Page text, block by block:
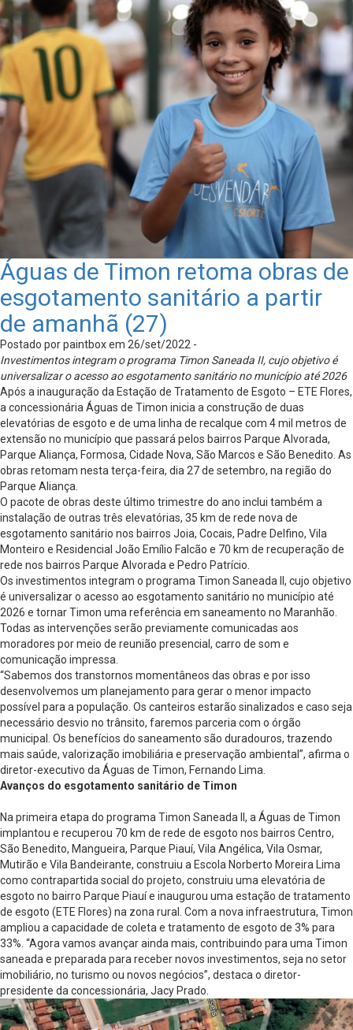
Águas de Timon retoma obras de
esgotamento sanitário a partir
de amanhã (27)
Postado por paintbox em 26/set/2022 -
Investimentos integram o programa Timon Saneada II, cujo objetivo é
universalizar o acesso ao esgotamento sanitário no município até 2026
Após a inauguração da Estação de Tratamento de Esgoto – ETE Flores,
a concessionária Águas de Timon inicia a construção de duas
elevatórias de esgoto e de uma linha de recalque com 4 mil metros de
extensão no município que passará pelos bairros Parque Alvorada,
Parque Aliança, Formosa, Cidade Nova, São Marcos e São Benedito. As
obras retomam nesta terça-feira, dia 27 de setembro, na região do
Parque Aliança.
O pacote de obras deste último trimestre do ano inclui também a
instalação de outras três elevatórias, 35 km de rede nova de
esgotamento sanitário nos bairros Joia, Cocais, Padre Delfino, Vila
Monteiro e Residencial João Emílio Falcão e 70 km de recuperação de
rede nos bairros Parque Alvorada e Pedro Patrício.
Os investimentos integram o programa Timon Saneada II, cujo objetivo
é universalizar o acesso ao esgotamento sanitário no município até
2026 e tornar Timon uma referência em saneamento no Maranhão.
Todas as intervenções serão previamente comunicadas aos
moradores por meio de reunião presencial, carro de som e
comunicação impressa.
“Sabemos dos transtornos momentâneos das obras e por isso
desenvolvemos um planejamento para gerar o menor impacto
possível para a população. Os canteiros estarão sinalizados e caso seja
necessário desvio no trânsito, faremos parceria com o órgão
municipal. Os benefícios do saneamento são duradouros, trazendo
mais saúde, valorização imobiliária e preservação ambiental”, afirma o
diretor-executivo da Águas de Timon, Fernando Lima.
Avanços do esgotamento sanitário de Timon
Na primeira etapa do programa Timon Saneada II, a Águas de Timon
implantou e recuperou 70 km de rede de esgoto nos bairros Centro,
São Benedito, Mangueira, Parque Piauí, Vila Angélica, Vila Osmar,
Mutirão e Vila Bandeirante, construiu a Escola Norberto Moreira Lima
como contrapartida social do projeto, construiu uma elevatória de
esgoto no bairro Parque Piauí e inaugurou uma estação de tratamento
de esgoto (ETE Flores) na zona rural. Com a nova infraestrutura, Timon
ampliou a capacidade de coleta e tratamento de esgoto de 3% para
33%. “Agora vamos avançar ainda mais, contribuindo para uma Timon
saneada e preparada para receber novos investimentos, seja no setor
imobiliário, no turismo ou novos negócios”, destaca o diretor-
presidente da concessionária, Jacy Prado.